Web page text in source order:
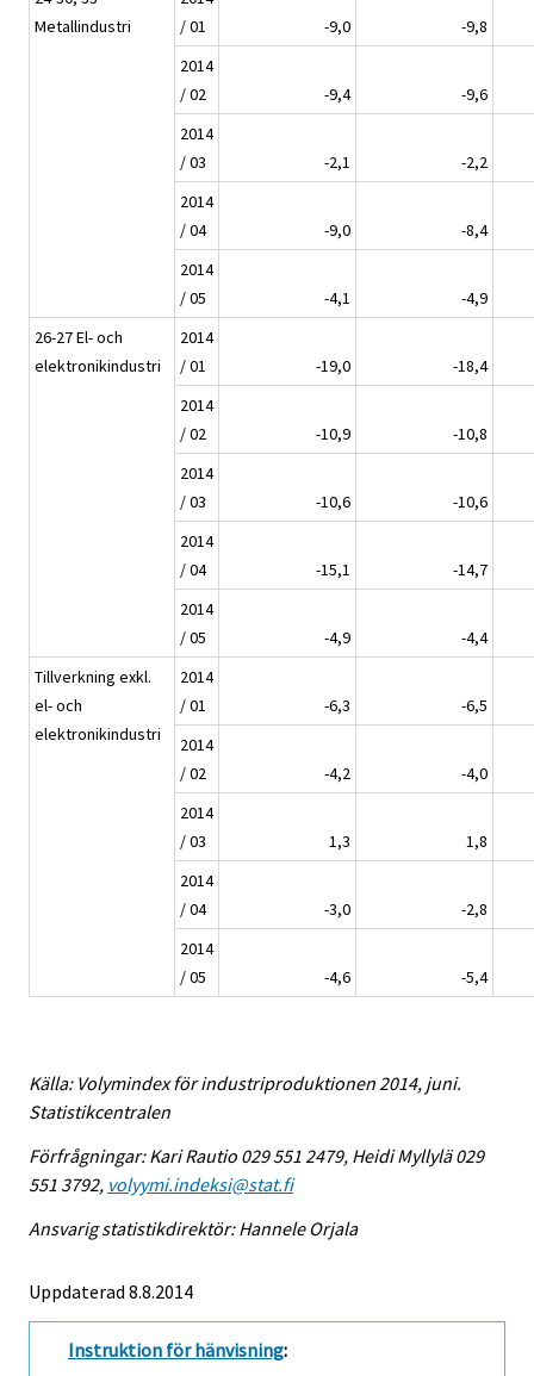
Metallindustri
/ 01
-9,0
-9,8
2014
/ 02
-9,4
-9,6
2014
/ 03
-2,1
-2,2
2014
/ 04
-9,0
-8,4
2014
/ 05
-4,1
-4,9
26-27 El- och
elektronikindustri
2014
/ 01
-19,0
-18,4
2014
/ 02
-10,9
-10,8
2014
/ 03
-10,6
-10,6
2014
/ 04
-15,1
-14,7
2014
/ 05
-4,9
-4,4
Tillverkning exkl.
el- och
elektronikindustri
2014
/ 01
-6,3
-6,5
2014
/ 02
-4,2
-4,0
2014
/ 03
1,3
1,8
2014
/ 04
-3,0
-2,8
2014
/ 05
-4,6 -5,4
Källa: Volymindex för industriproduktionen 2014, juni.
Statistikcentralen
Förfrågningar: Kari Rautio 029 551 2479, Heidi Myllylä 029
551 3792, volyymi.indeksi@stat.fi
Ansvarig statistikdirektör: Hannele Orjala
Uppdaterad 8.8.2014
Instruktion för hänvisning: